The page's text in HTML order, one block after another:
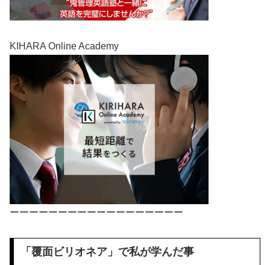
KIHARA Online Academy
ーーーーーーーーーーーーーーーーーー
「覆面ビリオネア」で私が学んだ事